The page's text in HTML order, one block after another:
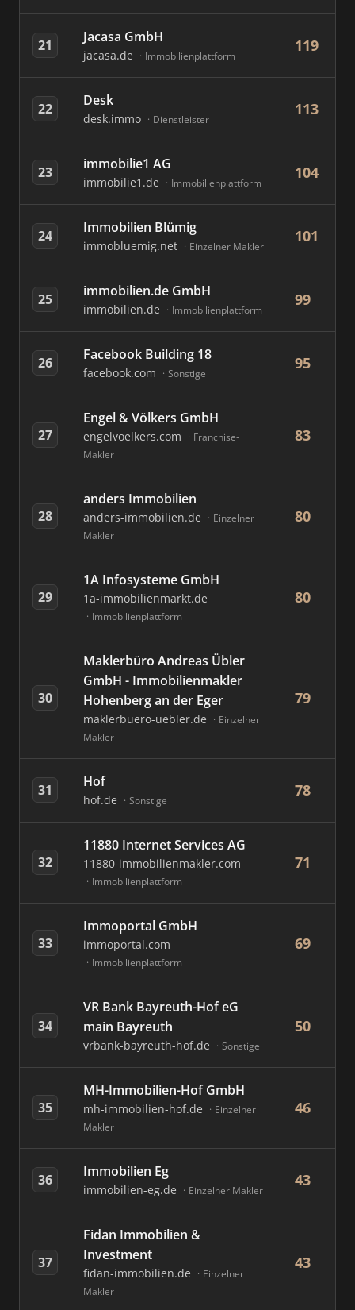
21 Jacasa GmbH
jacasa.de Immobilienplattform
119
22 Desk
desk.immo Dienstleister
113
23 immobilie1 AG
immobilie1.de Immobilienplattform
104
24 Immobilien Blümig
immobluemig.net Einzelner Makler
101
25 immobilien.de GmbH
immobilien.de Immobilienplattform
99
26 Facebook Building 18
facebook.com Sonstige
95
27
Engel & Völkers GmbH
engelvoelkers.com
Franchise-
Makler
83
28
anders Immobilien
anders-immobilien.de
Einzelner
Makler
80
29
1A Infosysteme GmbH
1a-immobilienmarkt.de
Immobilienplattform
80
30
Maklerbüro Andreas Übler
GmbH - Immobilienmakler
Hohenberg an der Eger
maklerbuero-uebler.de
Einzelner
Makler
79
31 Hof
hof.de Sonstige
78
32
11880 Internet Services AG
11880-immobilienmakler.com
Immobilienplattform
71
33
Immoportal GmbH
immoportal.com
Immobilienplattform
69
34
VR Bank Bayreuth-Hof eG
main Bayreuth
vrbank-bayreuth-hof.de Sonstige
50
35
MH-Immobilien-Hof GmbH
mh-immobilien-hof.de
Einzelner
Makler
46
36 Immobilien Eg
immobilien-eg.de Einzelner Makler
43
37
Fidan Immobilien &
Investment
fidan-immobilien.de
Einzelner
Makler
43